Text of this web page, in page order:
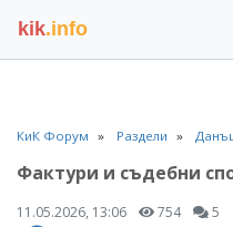
kik.info
КиК Форум Раздели
Фактури и съдебни
11.05.2026, 13:06 754 5